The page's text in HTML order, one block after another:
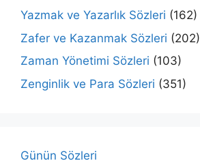
Yazmak ve Yazarlık Sözleri (162)
Zafer ve Kazanmak Sözleri (202)
Zaman Yönetimi Sözleri (103)
Zenginlik ve Para Sözleri (351)
Günün Sözleri